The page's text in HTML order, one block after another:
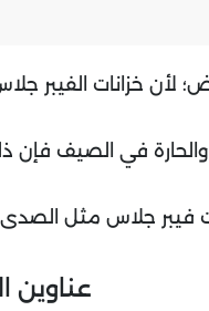
لأن خزانات الفيبر
في الصيف فإن
فيبر جلاس مثل
عناوين